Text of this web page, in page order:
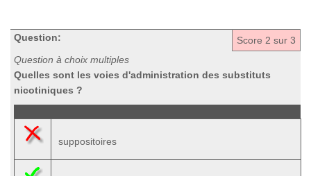
Score 2 sur 3
Question:
Question à choix multiples
Quelles sont les voies d'administration des substituts
nicotiniques ?
suppositoires